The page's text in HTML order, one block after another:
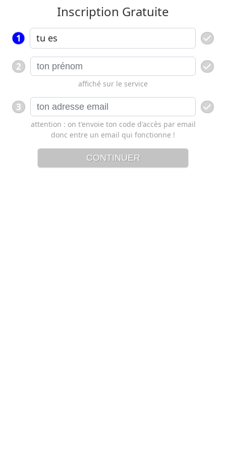
Inscription Gratuite
1
2
affiché sur le service
3
attention : on t'envoie ton code d'accès par email
donc entre un email qui fonctionne !
CONTINUER